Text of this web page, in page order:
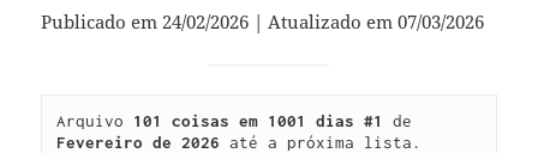
Publicado em 24/02/2026 | Atualizado em 07/03/2026
Arquivo 101 coisas em 1001 dias #1
Fevereiro de 2026 até a próxima lista.